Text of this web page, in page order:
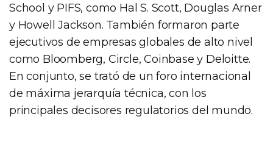
School y PIFS, como Hal S. Scott, Douglas Arner
y Howell Jackson. También formaron parte
ejecutivos de empresas globales de alto nivel
como Bloomberg, Circle, Coinbase y Deloitte.
En conjunto, se trató de un foro internacional
de máxima jerarquía técnica, con los
principales decisores regulatorios del mundo.